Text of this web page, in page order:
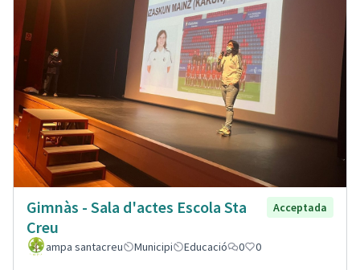
Gimnàs - Sala d'actes Escola Sta
Creu
Acceptada
ampa santacreu Municipi Educació 0 0